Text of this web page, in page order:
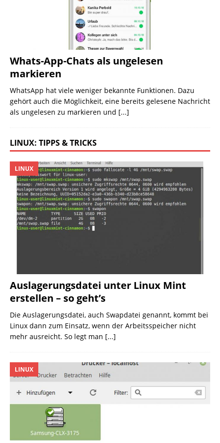
Whats-App-Chats als ungelesen
markieren
WhatsApp hat viele weniger bekannte Funktionen. Dazu
gehört auch die Möglichkeit, eine bereits gelesene Nachricht
als ungelesen zu markieren und [...]
LINUX: TIPPS & TRICKS
Auslagerungsdatei unter Linux Mint
erstellen – so geht’s
LINUX
Die Auslagerungsdatei, auch Swapdatei genannt, kommt bei
Linux dann zum Einsatz, wenn der Arbeitsspeicher nicht
mehr ausreicht. So legt man [...]
LINUX